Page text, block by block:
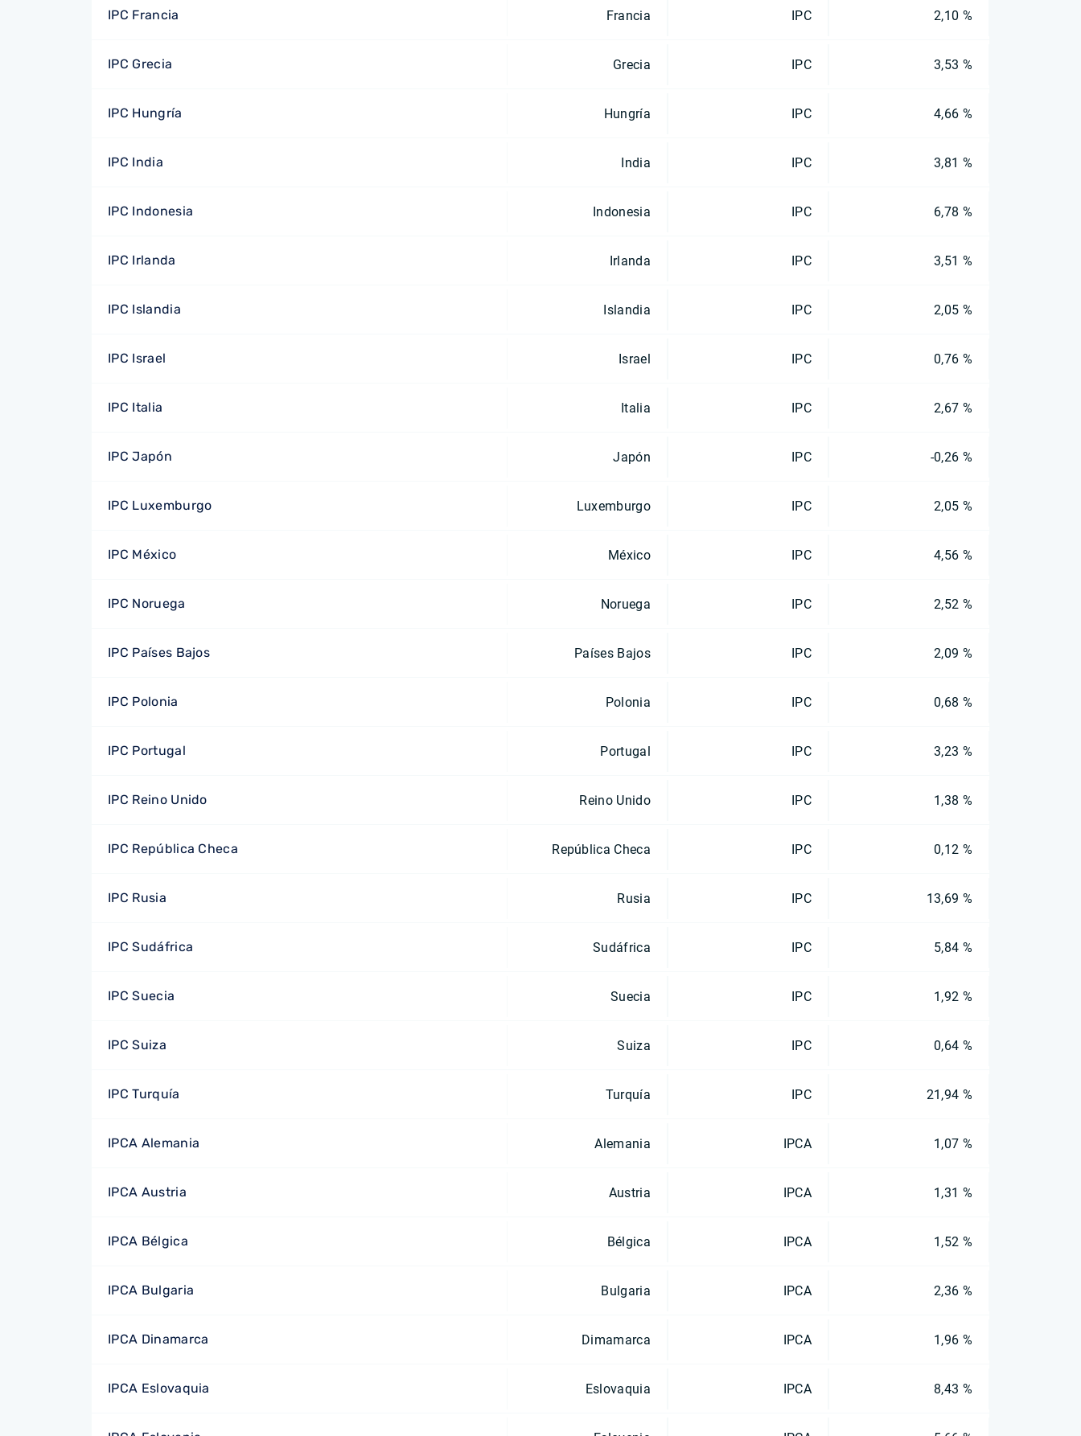
IPC Francia Francia IPC 2,10 %
IPC Grecia Grecia IPC 3,53 %
IPC Hungría Hungría IPC 4,66 %
IPC India India IPC 3,81 %
IPC Indonesia Indonesia IPC 6,78 %
IPC Irlanda Irlanda IPC 3,51 %
IPC Islandia Islandia IPC 2,05 %
IPC Israel Israel IPC 0,76 %
IPC Italia Italia IPC 2,67 %
IPC Japón Japón IPC -0,26 %
IPC Luxemburgo Luxemburgo IPC 2,05 %
IPC México México IPC 4,56 %
IPC Noruega Noruega IPC 2,52 %
IPC Países Bajos Países Bajos IPC 2,09 %
IPC Polonia Polonia IPC 0,68 %
IPC Portugal Portugal IPC 3,23 %
IPC Reino Unido Reino Unido IPC 1,38 %
IPC República Checa República Checa IPC 0,12 %
IPC Rusia Rusia IPC 13,69 %
IPC Sudáfrica Sudáfrica IPC 5,84 %
IPC Suecia Suecia IPC 1,92 %
IPC Suiza Suiza IPC 0,64 %
IPC Turquía Turquía IPC 21,94 %
IPCA Alemania Alemania IPCA 1,07 %
IPCA Austria Austria IPCA 1,31 %
IPCA Bélgica Bélgica IPCA 1,52 %
IPCA Bulgaria Bulgaria IPCA 2,36 %
IPCA Dinamarca Dimamarca IPCA 1,96 %
IPCA Eslovaquia Eslovaquia IPCA 8,43 %